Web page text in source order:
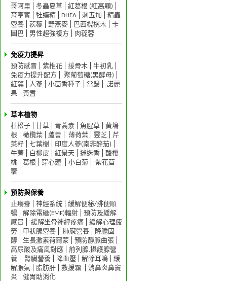
哥阿里
冬蟲夏草
紅葛根 (紅高顆)
育亨賓
牡蠣精 DHEA 刺五加
精蟲
營養
蒺藜 野燕麥 巴西榥榥木
卡
圖巴
男性超強複方 肉蓯蓉
免疫力提昇
預防感冒
紫椎花 接骨木
牛初乳
免疫力提升配方
聚葡萄糖(黑酵母)
紅藻
人蔘 小茴香種子 當歸
諾麗
果
黃耆
草本植物
杜松子
甘草 青蒿素 魚腥草
黃塢
根
橄欖葉 蘆薈 薄荷葉 靈芝
芹
菜籽
七葉樹
印度人蔘(南非醉茄)
牛蒡
白柳皮 紅景天 迷迭香
酸櫻
桃
葛根 穿心蓮 小白菊
紫花苜
蓿
預防與保養
止癢膏
神經系統
緩解便秘/排便順
暢
解除電磁(EMF)輻射
預防及緩解
感冒
緩解坐骨神經疼痛
緩解心理疲
勞
甲狀腺營養 肺臟營養
降膽固
醇
生長激素荷爾蒙
預防靜脈曲張
高尿酸及痛風對應
前列腺.攝護腺營
養
腎臟營養 降血壓 解除耳鳴
緩
解脹氣
脂肪肝 救援霜
消鼻炎鼻竇
炎
健胃助消化